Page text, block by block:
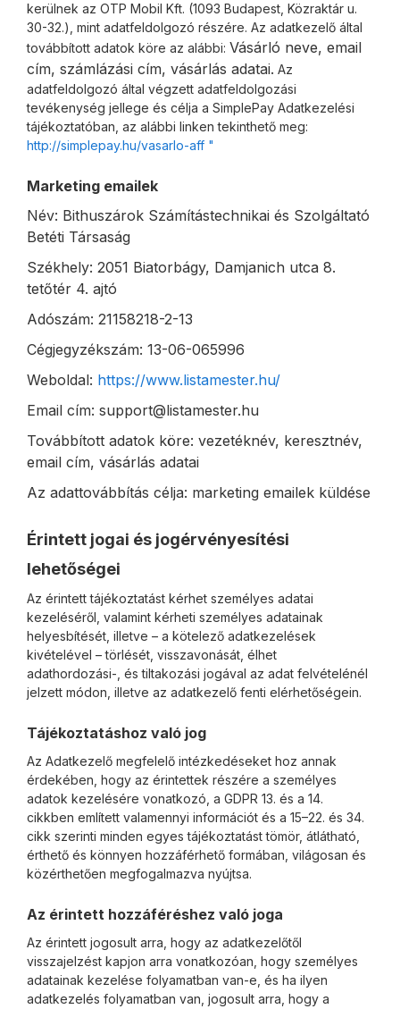
kerülnek az OTP Mobil Kft. (1093 Budapest, Közraktár u.
30-32.), mint adatfeldolgozó részére. Az adatkezelő által
továbbított adatok köre az alábbi: Vásárló neve, email
cím, számlázási cím, vásárlás adatai. Az
adatfeldolgozó által végzett adatfeldolgozási
tevékenység jellege és célja a SimplePay Adatkezelési
tájékoztatóban, az alábbi linken tekinthető meg:
http://simplepay.hu/vasarlo-aff "
Marketing emailek
Név: Bithuszárok Számítástechnikai és Szolgáltató
Betéti Társaság
Székhely: 2051 Biatorbágy, Damjanich utca 8.
tetőtér 4. ajtó
Adószám: 21158218-2-13
Cégjegyzékszám: 13-06-065996
Weboldal: https://www.listamester.hu/
Email cím: support@listamester.hu
Továbbított adatok köre: vezetéknév, keresztnév,
email cím, vásárlás adatai
Az adattovábbítás célja: marketing emailek küldése
Érintett jogai és jogérvényesítési
lehetőségei
Az érintett tájékoztatást kérhet személyes adatai
kezeléséről, valamint kérheti személyes adatainak
helyesbítését, illetve – a kötelező adatkezelések
kivételével – törlését, visszavonását, élhet
adathordozási-, és tiltakozási jogával az adat felvételénél
jelzett módon, illetve az adatkezelő fenti elérhetőségein.
Tájékoztatáshoz való jog
Az Adatkezelő megfelelő intézkedéseket hoz annak
érdekében, hogy az érintettek részére a személyes
adatok kezelésére vonatkozó, a GDPR 13. és a 14.
cikkben említett valamennyi információt és a 15–22. és 34.
cikk szerinti minden egyes tájékoztatást tömör, átlátható,
érthető és könnyen hozzáférhető formában, világosan és
közérthetően megfogalmazva nyújtsa.
Az érintett hozzáféréshez való joga
Az érintett jogosult arra, hogy az adatkezelőtől
visszajelzést kapjon arra vonatkozóan, hogy személyes
adatainak kezelése folyamatban van-e, és ha ilyen
adatkezelés folyamatban van, jogosult arra, hogy a